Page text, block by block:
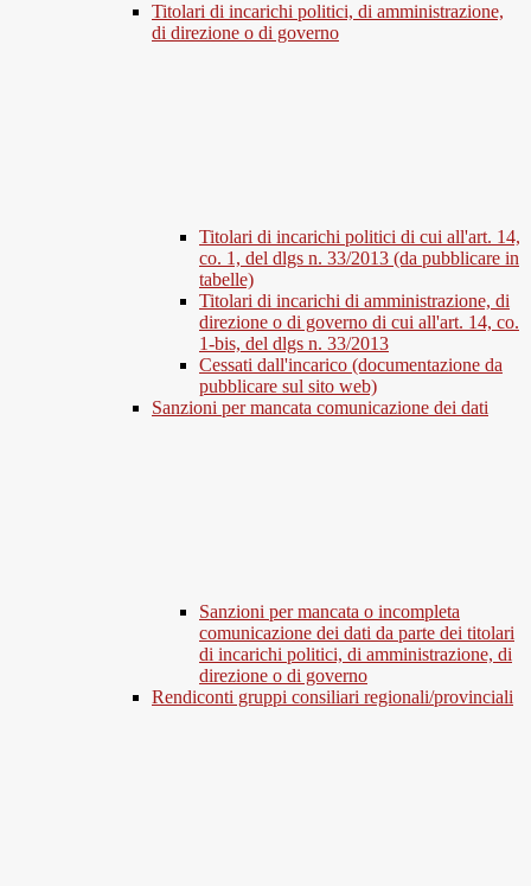
Titolari di incarichi politici, di amministrazione,
di direzione o di governo
Titolari di incarichi politici di cui all'art. 14,
co. 1, del dlgs n. 33/2013 (da pubblicare in
tabelle)
Titolari di incarichi di amministrazione, di
direzione o di governo di cui all'art. 14, co.
1-bis, del dlgs n. 33/2013
Cessati dall'incarico (documentazione da
pubblicare sul sito web)
Sanzioni per mancata comunicazione dei dati
Sanzioni per mancata o incompleta
comunicazione dei dati da parte dei titolari
di incarichi politici, di amministrazione, di
direzione o di governo
Rendiconti gruppi consiliari regionali/provinciali